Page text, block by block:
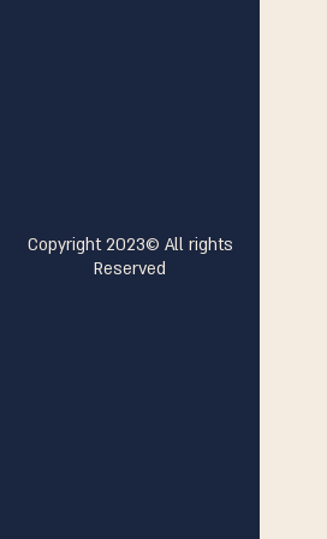
Copyright 2023© All rights
Reserved